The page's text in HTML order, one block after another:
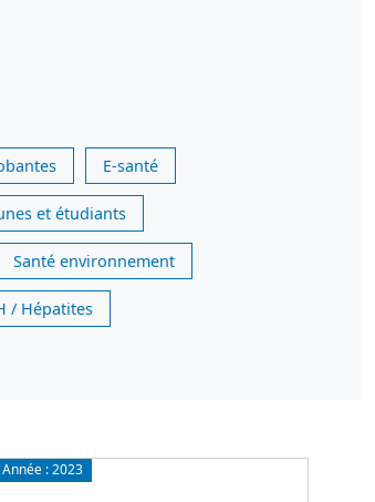
E-santé
et étudiants
Santé environnement
/ Hépatites
Année :2023